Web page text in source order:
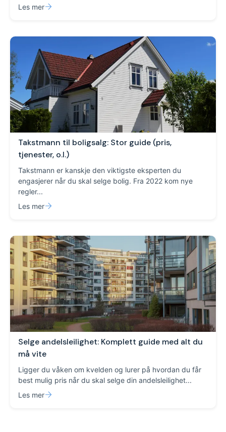
Les mer
Takstmann til boligsalg: Stor guide (pris,
tjenester, o.l.)
Takstmann er kanskje den viktigste eksperten du
engasjerer når du skal selge bolig. Fra 2022 kom nye
regler...
Les mer
Selge andelsleilighet: Komplett guide med alt du
må vite
Ligger du våken om kvelden og lurer på hvordan du får
best mulig pris når du skal selge din andelsleilighet...
Les mer